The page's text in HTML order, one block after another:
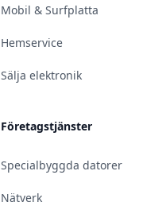
Mobil & Surfplatta
Hemservice
Sälja elektronik
Företagstjänster
Specialbyggda datorer
Nätverk